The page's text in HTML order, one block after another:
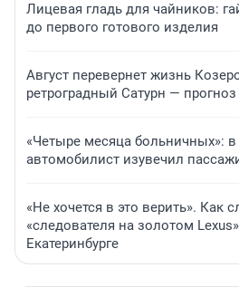
Лицевая гладь для чайников:
до первого готового изделия
Август перевернет жизнь
ретроградный Сатурн — прогноз
«Четыре месяца больничных»:
автомобилист изувечил
«Не хочется в это верить». Как
«следователя на золотом
Екатеринбурге